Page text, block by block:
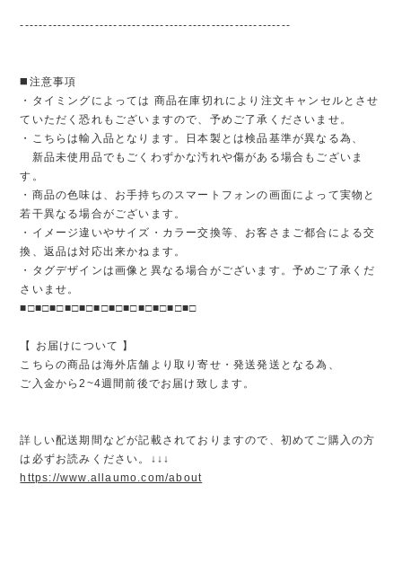
----------------------------------------------------------
◼️注意事項
・タイミングによっては 商品在庫切れにより注文キャンセルとさせ
ていただく恐れもございますので、予めご了承くださいませ。
・こちらは輸入品となります。日本製とは検品基準が異なる為、
新品未使用品でもごくわずかな汚れや傷がある場合もございま
す。
・商品の色味は、お手持ちのスマートフォンの画面によって実物と
若干異なる場合がございます。
・イメージ違いやサイズ・カラー交換等、お客さまご都合による交
換、返品は対応出来かねます。
・タグデザインは画像と異なる場合がございます。予めご了承くだ
さいませ。
■□■□■□■□■□■□■□■□■□■□■□■□
【 お届けについて 】
こちらの商品は海外店舗より取り寄せ・発送発送となる為、
ご入金から2~4週間前後でお届け致します。
詳しい配送期間などが記載されておりますので、初めてご購入の方
は必ずお読みください。↓↓↓
https://www.allaumo.com/about